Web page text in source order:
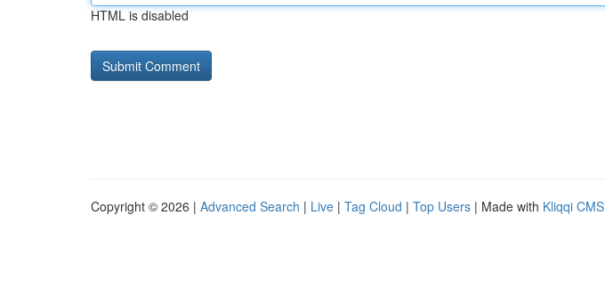
HTML is disabled
Copyright © 2026 | Advanced Search | Live | Tag Cloud | Top Users | Made with Kliqqi CMS